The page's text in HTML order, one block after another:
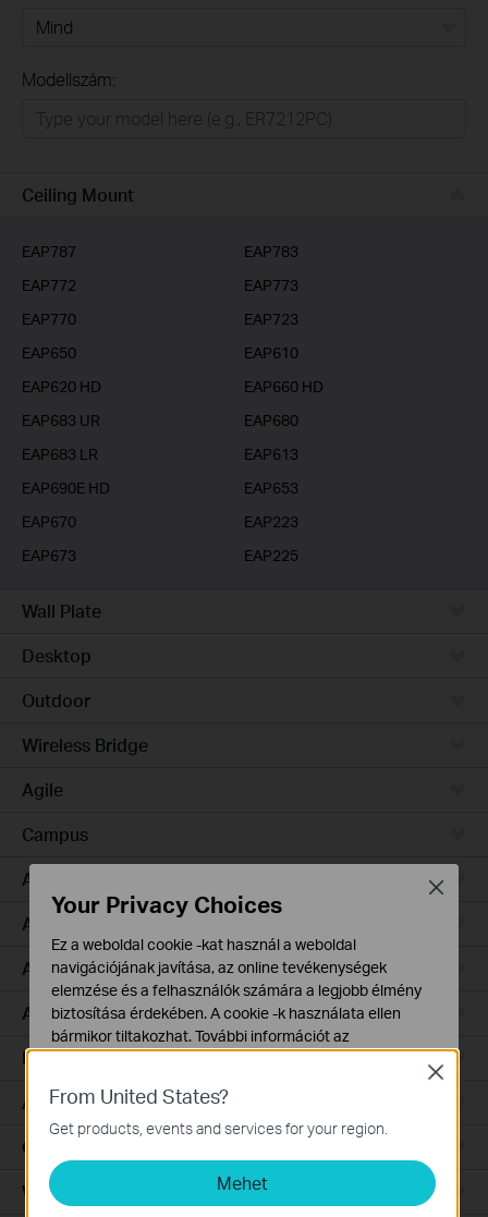
Omada Pro
Modellszám:
Ceiling Mount
EAP787
EAP783
EAP772
EAP773
EAP770
EAP723
EAP650
EAP610
EAP620 HD
EAP660 HD
EAP683 UR
EAP680
EAP683 LR
EAP613
EAP690E HD
EAP653
EAP670
EAP223
EAP673
EAP225
Wall Plate
Desktop
Outdoor
Wireless Bridge
Agile
Campus
Aggregation
Access
Access Pro
Access Plus
Industrial
Access Max
GPON
Wired Gateways
From United States?
Get products, events and services for your region.
Mehet
Close
Your Privacy Choices
Ez a weboldal cookie -kat használ a weboldal
navigációjának javítása, az online tevékenységek
elemzése és a felhasználók számára a legjobb élmény
biztosítása érdekében. A cookie -k használata ellen
bármikor tiltakozhat. További információt az
Alap Cookie-k
Ezek a cookie -k a webhely működéséhez szükségesek,
és nem tilthatók le a rendszereiben.
Marketing és Elemző Cookie-k
Az elemző cookie -k lehetővé teszik számunkra, hogy
Close